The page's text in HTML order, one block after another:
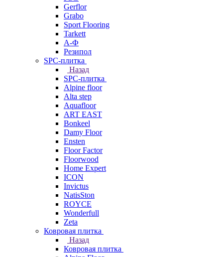
Gerflor
Grabo
Sport Flooring
Tarkett
А-Ф
Резипол
SPC-плитка
Назад
SPC-плитка
Alpine floor
Alta step
Aquafloor
ART EAST
Bonkeel
Damy Floor
Ensten
Floor Factor
Floorwood
Home Expert
ICON
Invictus
NatisSton
ROYCE
Wonderfull
Zeta
Ковровая плитка
Назад
Ковровая плитка